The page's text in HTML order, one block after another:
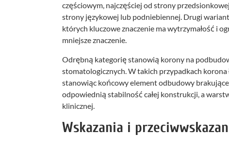
częściowym, najczęściej od strony
strony językowej lub podniebiennej. Drugi
których kluczowe znaczenie ma wytrzymałość i
mniejsze znaczenie.
Odrębną kategorię stanowią korony na
stomatologicznych. W takich przypadkach korona
stanowiąc końcowy element odbudowy
odpowiednią stabilność całej konstrukcji, a
klinicznej.
Wskazania i